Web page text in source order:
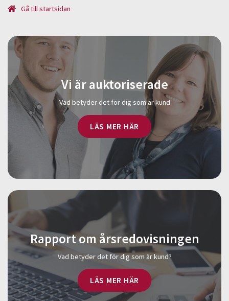
Gå till startsidan
Vi är auktoriserade
Vad betyder det för dig som är kund
LÄS MER HÄR
Rapport om årsredovisningen
Vad betyder det för dig som är kund?
LÄS MER HÄR